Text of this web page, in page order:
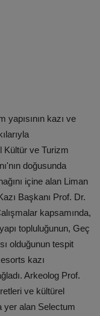
yapısının kazı ve
Kültür ve Turizm
doğusunda
içine alan Liman
Başkanı Prof. Dr.
kapsamında,
topluluğunun, Geç
olduğunun tespit
kazı
Arkeolog Prof.
ve kültürel
yer alan Selectum